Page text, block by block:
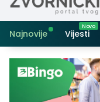
Najnovije Vijesti